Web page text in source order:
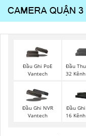
Đầu Ghi PoE
Vantech
Đầu
32
Đầu Ghi NVR
Vantech
Đầu
16